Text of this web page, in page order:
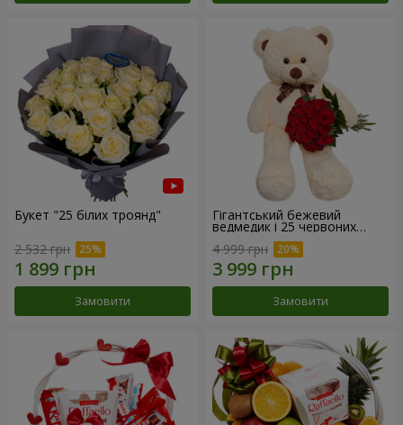
Букет "25 білих троянд"
2 532 грн
Замовити
Гігантський бежевий
ведмедик і 25 червоних
троянд
4 999 грн
Замовити